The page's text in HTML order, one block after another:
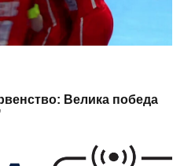
Велика победа